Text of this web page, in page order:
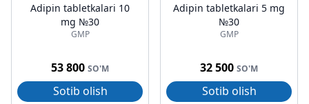
Adipin tabletkalari 10
mg №30
GMP
53 800 SO'M
Sotib olish
Adipin tabletkalari 5 mg
№30
GMP
32 500 SO'M
Sotib olish